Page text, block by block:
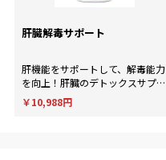
肝臓解毒サポート
肝機能をサポートして、解毒能力
を向上！肝臓のデトックスサプリ
メント。
￥10,988円